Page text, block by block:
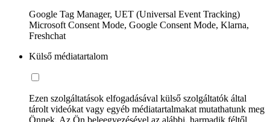
Google Tag Manager, UET (Universal Event Tracking)
Microsoft Consent Mode, Google Consent Mode, Klarna,
Freshchat
Külső médiatartalom
Ezen szolgáltatások elfogadásával külső szolgáltatók által
tárolt videókat vagy egyéb médiatartalmakat mutathatunk meg
Önnek. Az Ön beleegyezésével az alábbi, harmadik féltől